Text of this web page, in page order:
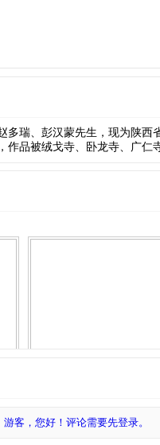
瑞、彭汉蒙先生，现为陕
品被绒戈寺、卧龙寺、广仁
游客，您好！评论需要先登录。